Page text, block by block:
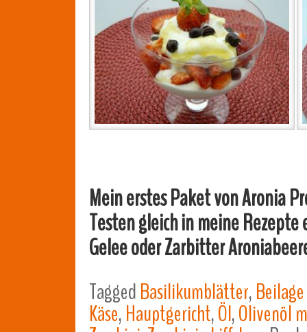
Mein erstes Paket von Aronia
Testen gleich in meine Rezepte
Gelee oder Zarbitter
TaggedBasilikumblätter,
Käse,Hauptgericht,Öl,Olivenöl